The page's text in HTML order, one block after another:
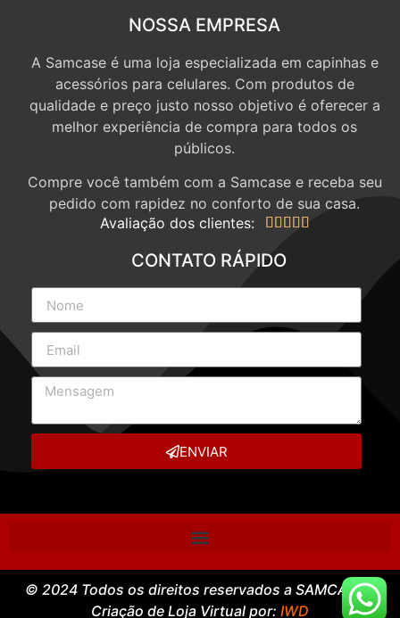
NOSSA EMPRESA
A Samcase é uma loja especializada em capinhas e
acessórios para celulares. Com produtos de
qualidade e preço justo nosso objetivo é oferecer a
melhor experiência de compra para todos os
públicos.
Compre você também com a Samcase e receba seu
pedido com rapidez no conforto de sua casa.
Avaliação dos clientes:
    
CONTATO RÁPIDO
ENVIAR
© 2024 Todos os direitos reservados a SAMCASE –
Criação de Loja Virtual por: IWD